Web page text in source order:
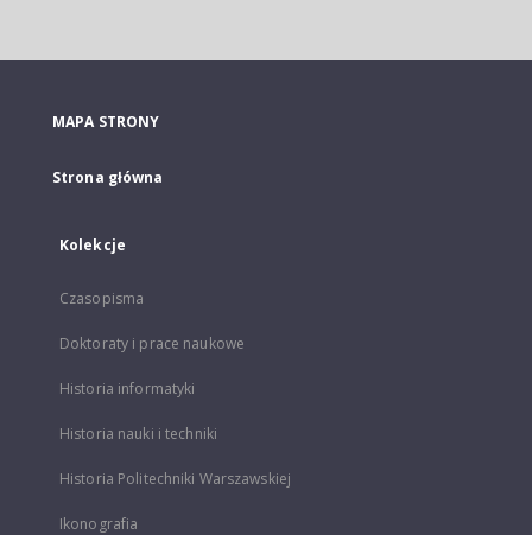
MAPA STRONY
Strona główna
Kolekcje
Czasopisma
Doktoraty i prace naukowe
Historia informatyki
Historia nauki i techniki
Historia Politechniki Warszawskiej
Ikonografia